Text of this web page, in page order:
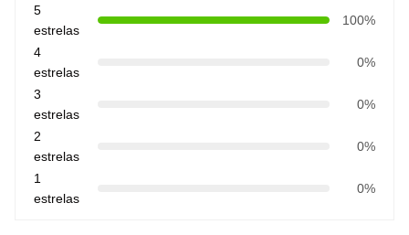
5
estrelas
100%
4
estrelas
0%
3
estrelas
0%
2
estrelas
0%
1
estrelas
0%